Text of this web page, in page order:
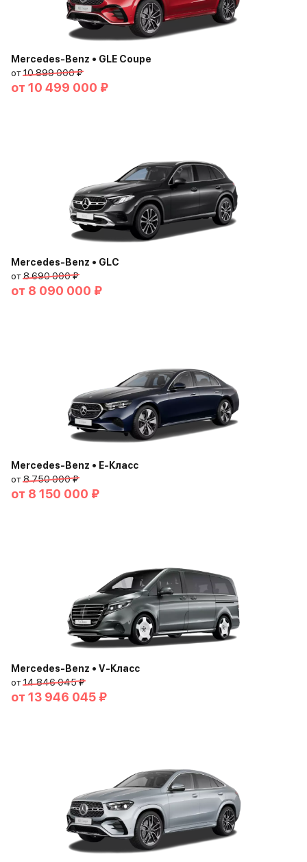
Mercedes-Benz • GLE Coupe
от10 899 000 ₽
от 10 499 000 ₽
Mercedes-Benz • GLC
от8 690 000 ₽
от 8 090 000 ₽
Mercedes-Benz • E-Класс
от8 750 000 ₽
от 8 150 000 ₽
Mercedes-Benz • V-Класс
от14 846 045 ₽
от 13 946 045 ₽